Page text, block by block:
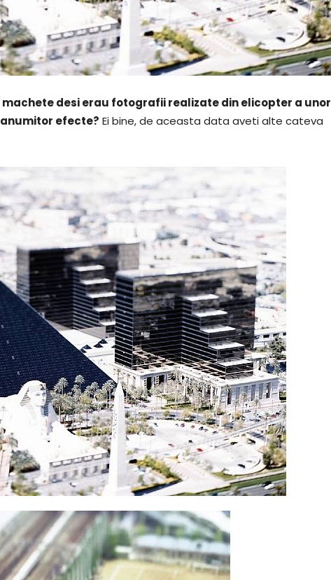
desi erau fotografii realizate din elicopter a unor
efecte? Ei bine, de aceasta data aveti alte cateva